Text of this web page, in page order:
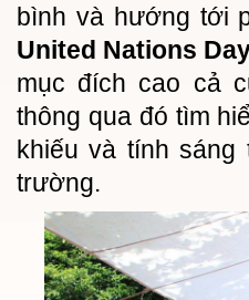
bình và hướng tới
United Nations
mục đích cao cả
thông qua đó tìm
khiếu và tính
trường.